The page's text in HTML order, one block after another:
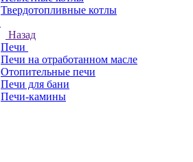
Твердотопливные котлы
Назад
Печи
Печи на отработанном масле
Отопительные печи
Печи для бани
Печи-камины